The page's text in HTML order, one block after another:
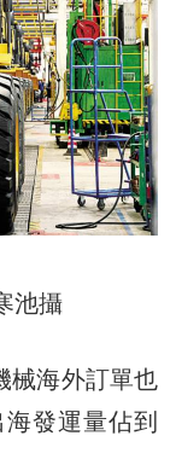
池攝
海外訂單也
發運量佔到